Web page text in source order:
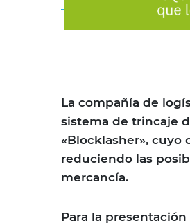
La compañía de
sistema de trincaje
«Blocklasher»,
reduciendo las
mercancía.
Para la